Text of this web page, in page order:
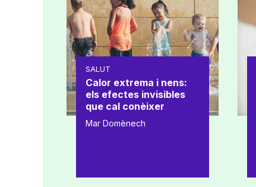
SALUT
Calor extrema i nens:
els efectes invisibles
que cal conèixer
Mar Domènech